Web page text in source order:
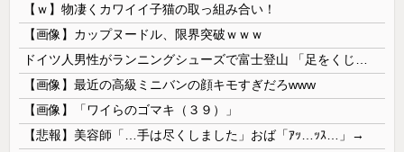
【ｗ】物凄くカワイイ子猫の取っ組み合い！
【画像】カップヌードル、限界突破ｗｗｗ
【画像】最近の高級ミニバンの顔キモすぎだろwww
【画像】「ワイらのゴマキ（３９）」
【悲報】美容師「…手は尽くしました」おば「ｱｯ…ｯｽ…」→